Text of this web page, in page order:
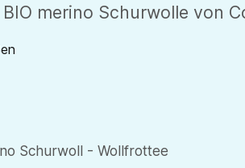
merino Schurwolle von
Schurwoll - Wollfrottee